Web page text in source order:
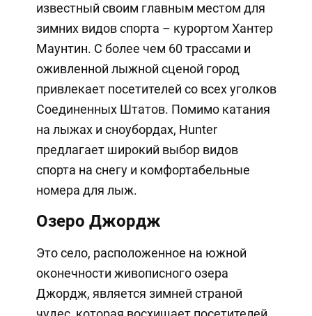
известный своим главным местом для
зимних видов спорта – курортом Хантер
Маунтин. С более чем 60 трассами и
оживленной лыжной сценой город
привлекает посетителей со всех уголков
Соединенных Штатов. Помимо катания
на лыжах и сноубордах, Hunter
предлагает широкий выбор видов
спорта на снегу и комфортабельные
номера для лыж.
Озеро Джордж
Это село, расположенное на южной
оконечности живописного озера
Джордж, является зимней страной